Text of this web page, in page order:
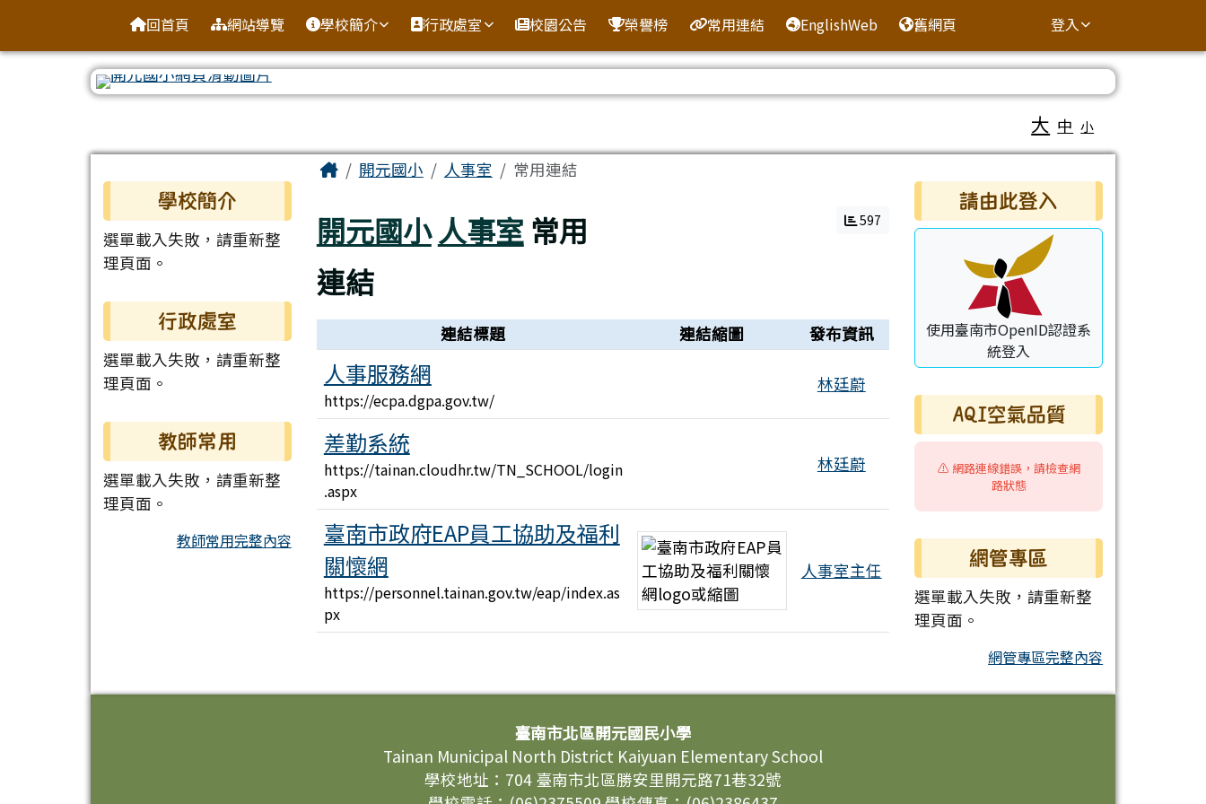
臺南市北區開元國民小學全球資訊網
回首頁 網站導覽 學校簡介 行政處室 校園公告 榮譽榜 常用連結 EnglishWeb 舊網頁 登入
大 中 小
左邊區域內容
學校簡介
選單載入失敗，請重新整
理頁面。
行政處室
選單載入失敗，請重新整
理頁面。
教師常用
選單載入失敗，請重新整
理頁面。
教師常用完整內容
主內容區域
Home開元國小 人事室 常用連結
開元國小 人事室常用
連結
597
連結標題 連結縮圖 發布資訊
人事服務網
https://ecpa.dgpa.gov.tw/
林廷蔚
差勤系統
https://tainan.cloudhr.tw/TN_SCHOOL/login
.aspx
林廷蔚
臺南市政府EAP員工協助及福利
關懷網
https://personnel.tainan.gov.tw/eap/index.as
px
人事室主任
右邊區域內容
請由此登入
使用臺南市OpenID認證系
統登入
AQI空氣品質
⚠️ 網路連線錯誤，請檢查網
路狀態
網管專區
選單載入失敗，請重新整
理頁面。
網管專區完整內容
頁尾區域
臺南市北區開元國民小學
Tainan Municipal North District Kaiyuan Elementary School
學校地址：704 臺南市北區勝安里開元路71巷32號